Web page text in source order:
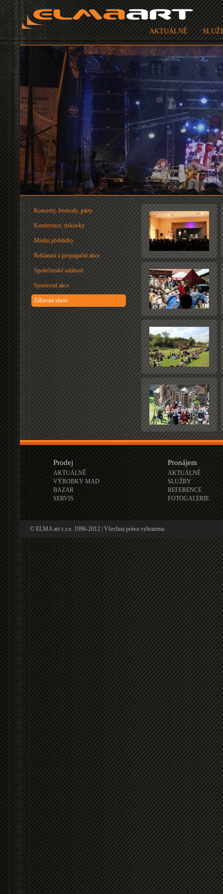
AKTUÁLNĚ
Koncerty, festivaly, párty
Konference, tiskovky
Módní přehlídky
Reklamní a propagační akce
Společenské události
Sportovní akce
Zábavná show
Prodej
AKTUÁLNĚ
VÝROBKY MAD
BAZAR
SERVIS
Pronájem
AKTUÁLNĚ
SLUŽBY
REFERENCE
FOTOGALERIE
© ELMA art s.r.o. 1996-2012 | Všechna práva vyhrazena